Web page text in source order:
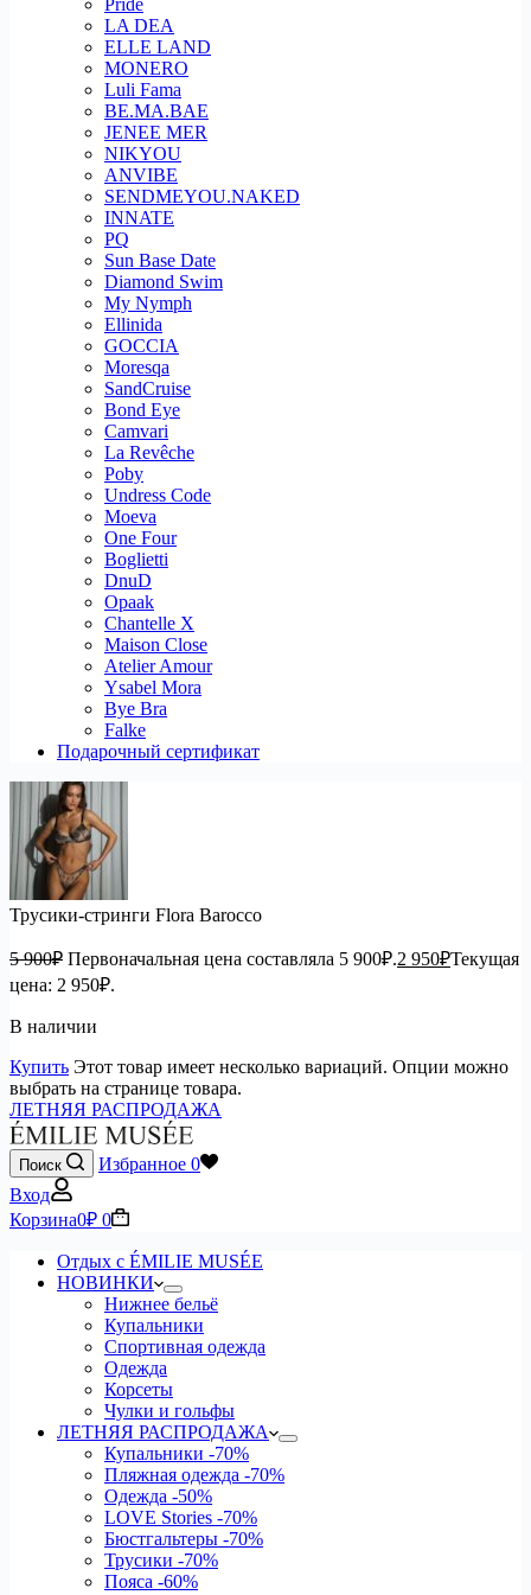
Pride
LA DEA
ELLE LAND
MONERO
Luli Fama
BE.MA.BAE
JENEE MER
NIKYOU
ANVIBE
SENDMEYOU.NAKED
INNATE
PQ
Sun Base Date
Diamond Swim
My Nymph
Ellinida
GOCCIA
Moresqa
SandCruise
Bond Eye
Camvari
La Revêche
Poby
Undress Code
Moeva
One Four
Boglietti
DnuD
Opaak
Chantelle X
Maison Close
Atelier Amour
Ysabel Mora
Bye Bra
Falke
Подарочный сертификат
Трусики-стринги Flora Barocco
5 900₽ Первоначальная цена составляла 5 900₽.2 950₽Текущая
цена: 2 950₽.
В наличии
Купить Этот товар имеет несколько вариаций. Опции можно
выбрать на странице товара.
ЛЕТНЯЯ РАСПРОДАЖА
Поиск Избранное 0
Вход
Корзина0₽ 0
Отдых с ÉMILIE MUSÉE
НОВИНКИ
Нижнее бельё
Купальники
Спортивная одежда
Одежда
Корсеты
Чулки и гольфы
ЛЕТНЯЯ РАСПРОДАЖА
Купальники -70%
Пляжная одежда -70%
Одежда -50%
LOVE Stories -70%
Бюстгальтеры -70%
Трусики -70%
Пояса -60%